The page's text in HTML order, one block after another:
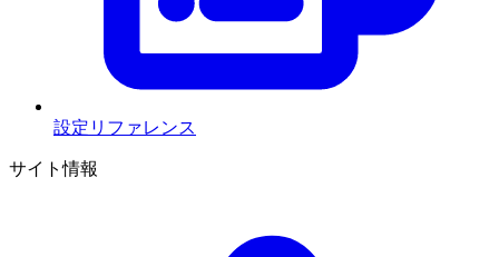
設定リファレンス
サイト情報